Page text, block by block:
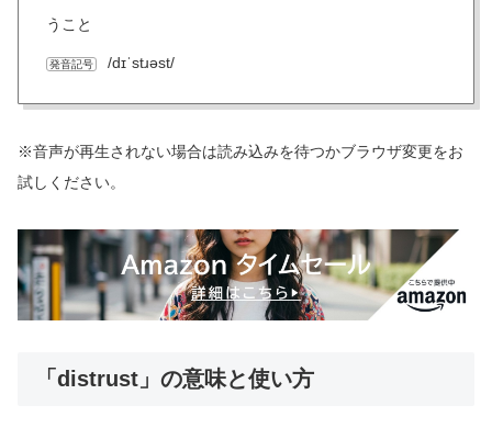
うこと
発音記号 /dɪˈstɹəst/
※音声が再生されない場合は読み込みを待つかブラウザ変更をお
試しください。
「distrust」の意味と使い方